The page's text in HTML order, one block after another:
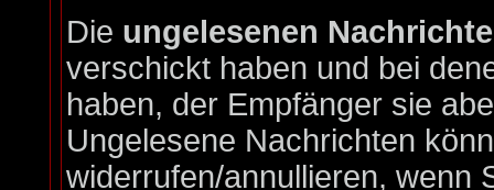
Die ungelesenen
verschickt haben und bei
haben, der Empfänger sie
Ungelesene Nachrichten
widerrufen/annullieren, wenn